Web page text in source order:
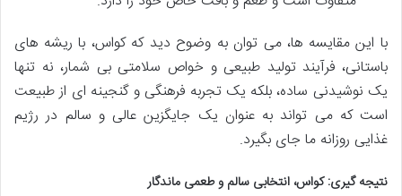
با این مقایسه ها، می توان به وضوح دید که کواس، با ریشه های
باستانی، فرآیند تولید طبیعی و خواص سلامتی بی شمار، نه تنها
یک نوشیدنی ساده، بلکه یک تجربه فرهنگی و گنجینه ای از طبیعت
است که می تواند به عنوان یک جایگزین عالی و سالم در رژیم
غذایی روزانه ما جای بگیرد.
نتیجه گیری: کواس، انتخابی سالم و طعمی ماندگار